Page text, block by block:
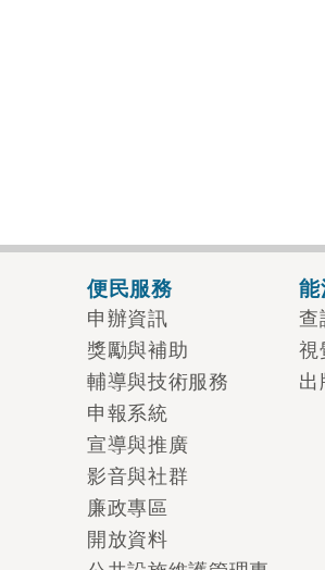
便民服務
申辦資訊
獎勵與補助
輔導與技術服務
申報系統
宣導與推廣
影音與社群
廉政專區
開放資料
能
查
視
出